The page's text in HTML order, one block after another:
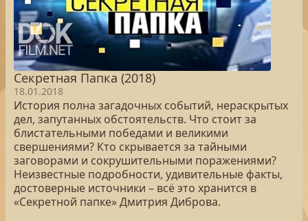
Секретная Папка (2018)
18.01.2018
История полна загадочных событий, нераскрытых
дел, запутанных обстоятельств. Что стоит за
блистательными победами и великими
свершениями? Кто скрывается за тайными
заговорами и сокрушительными поражениями?
Неизвестные подробности, удивительные факты,
достоверные источники – всё это хранится в
«Секретной папке» Дмитрия Диброва.